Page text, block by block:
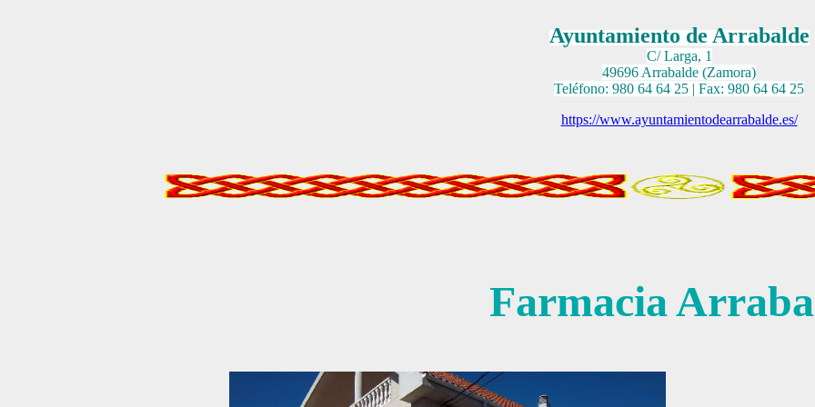
Ayuntamiento de Arrabalde
C/ Larga, 1
49696 Arrabalde (Zamora)
Teléfono: 980 64 64 25 | Fax: 980 64 64 25
https://www.ayuntamientodearrabalde.es/
Farmacia